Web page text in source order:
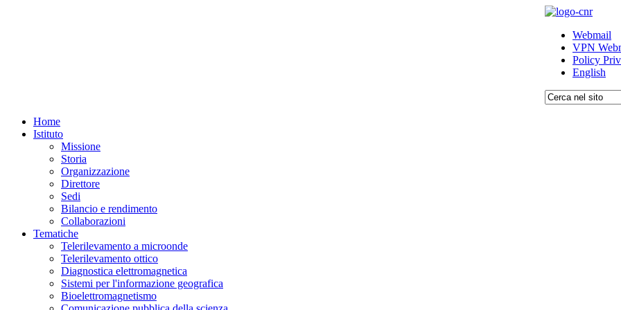
Webmail
VPN
Policy
English
Home
Istituto
Missione
Storia
Organizzazione
Direttore
Sedi
Bilancio e rendimento
Collaborazioni
Tematiche
Telerilevamento a microonde
Telerilevamento ottico
Diagnostica elettromagnetica
Sistemi per l'informazione geografica
Bioelettromagnetismo